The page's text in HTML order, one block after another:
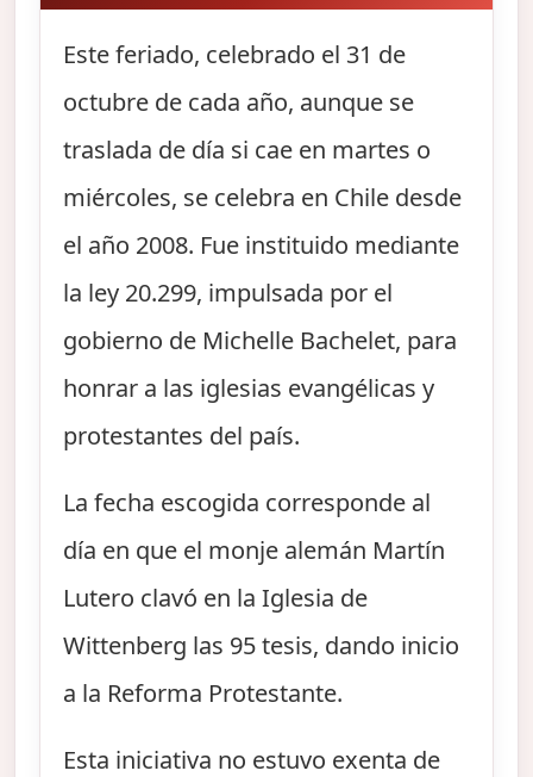
Este feriado, celebrado el 31 de
octubre de cada año, aunque se
traslada de día si cae en martes o
miércoles, se celebra en Chile desde
el año 2008. Fue instituido mediante
la ley 20.299, impulsada por el
gobierno de Michelle Bachelet, para
honrar a las iglesias evangélicas y
protestantes del país.
La fecha escogida corresponde al
día en que el monje alemán Martín
Lutero clavó en la Iglesia de
Wittenberg las 95 tesis, dando inicio
a la Reforma Protestante.
Esta iniciativa no estuvo exenta de